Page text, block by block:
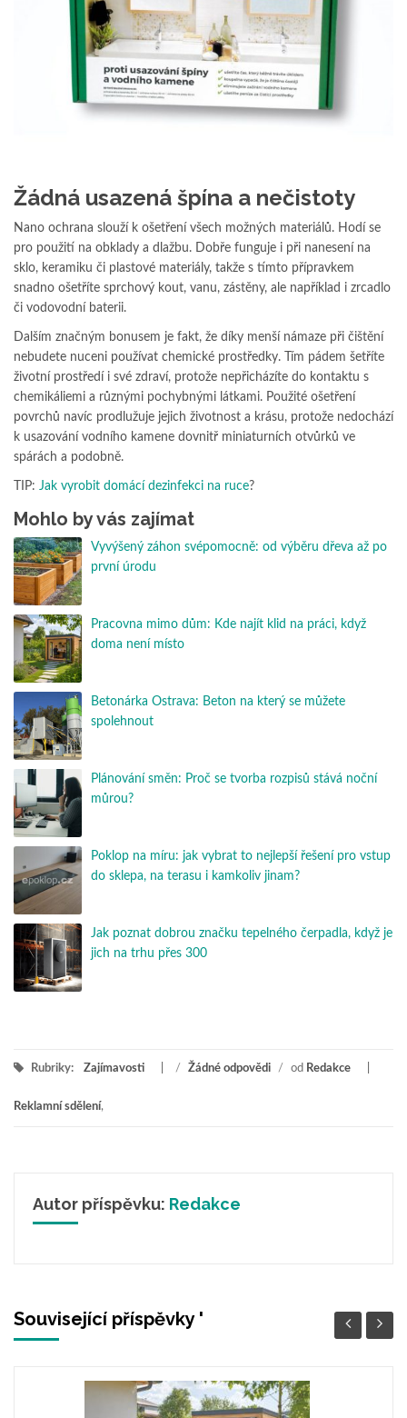
Žádná usazená špína a nečistoty
Nano ochrana slouží k ošetření všech možných materiálů. Hodí se
pro použití na obklady a dlažbu. Dobře funguje i při nanesení na
sklo, keramiku či plastové materiály, takže s tímto přípravkem
snadno ošetříte sprchový kout, vanu, zástěny, ale například i zrcadlo
či vodovodní baterii.
Dalším značným bonusem je fakt, že díky menší námaze při čištění
nebudete nuceni používat chemické prostředky. Tím pádem šetříte
životní prostředí i své zdraví, protože nepřicházíte do kontaktu s
chemikáliemi a různými pochybnými látkami. Použité ošetření
povrchů navíc prodlužuje jejich životnost a krásu, protože nedochází
k usazování vodního kamene dovnitř miniaturních otvůrků ve
spárách a podobně.
TIP: Jak vyrobit domácí dezinfekci na ruce?
Mohlo by vás zajímat
Vyvýšený záhon svépomocně: od výběru dřeva až po
první úrodu
Pracovna mimo dům: Kde najít klid na práci, když
doma není místo
Betonárka Ostrava: Beton na který se můžete
spolehnout
Plánování směn: Proč se tvorba rozpisů stává noční
můrou?
Poklop na míru: jak vybrat to nejlepší řešení pro vstup
do sklepa, na terasu i kamkoliv jinam?
Jak poznat dobrou značku tepelného čerpadla, když je
jich na trhu přes 300
Rubriky: Zajímavosti / Žádné odpovědi / od Redakce
Reklamní sdělení,
Autor příspěvku: Redakce
Související příspěvky '